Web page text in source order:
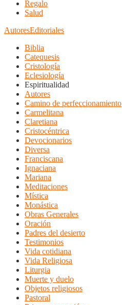
Regalo
Salud
AutoresEditoriales
Biblia
Catequesis
Cristología
Eclesiología
Espiritualidad
Autores
Camino de perfeccionamiento
Carmelitana
Claretiana
Cristocéntrica
Devocionarios
Diversa
Franciscana
Ignaciana
Mariana
Meditaciones
Mística
Monástica
Obras Generales
Oración
Padres del desierto
Testimonios
Vida cotidiana
Vida Religiosa
Liturgia
Muerte y duelo
Objetos religiosos
Pastoral